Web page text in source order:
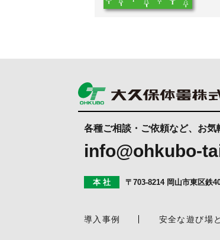
各種ご相談・ご依頼など、お気
info@ohkubo-
本 社 〒703-8214 岡山市東区鉄
導入事例 安全な遊び場